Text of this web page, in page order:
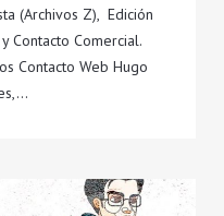
(Archivos Z), Edición
Contacto Comercial.
Contacto Web Hugo